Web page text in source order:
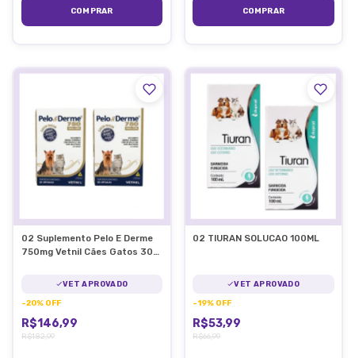
02 Suplemento Pelo E Derme
750mg Vetnil Cães Gatos 30
VET APROVADO
-20% OFF
R$146,99
R$182,99
02 TIURAN SOLUCAO 100ML
VET APROVADO
-19% OFF
R$53,99
R$66,99